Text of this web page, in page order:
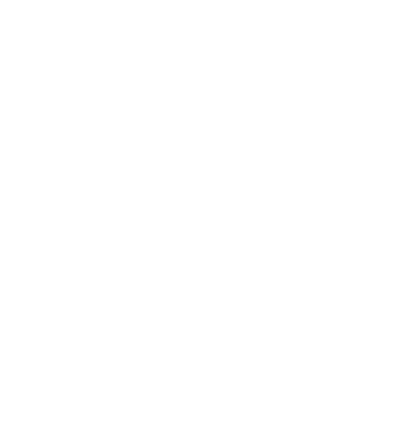
independencia y mejorar tu calidad de vida.
de trabajo interesantes en nuestro Global Job Maket.